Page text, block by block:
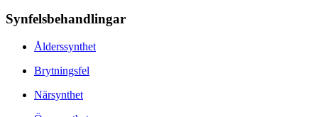
Synfelsbehandlingar
Ålderssynthet
Brytningsfel
Närsynthet